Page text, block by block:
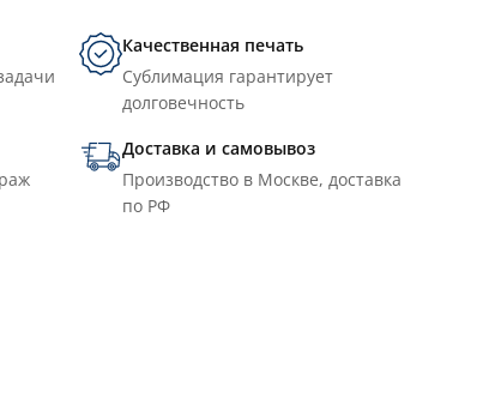
Качественная печать
Сублимация гарантирует
долговечность
Доставка и самовывоз
Производство в Москве, доставка
по РФ